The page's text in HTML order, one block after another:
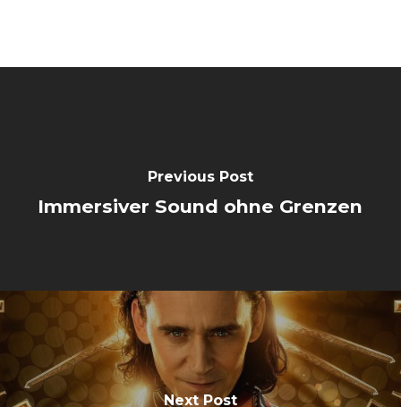
Previous Post
Immersiver Sound ohne Grenzen
Next Post